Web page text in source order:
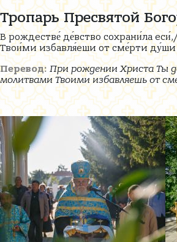
Тропарь Пресвятой
В рождестве́ де́вство сохрани́ла
Твои́ми избавля́еши от сме́рти ду́ши
Перевод: При рождении Христа Ты
молитвами Твоими избавляешь от